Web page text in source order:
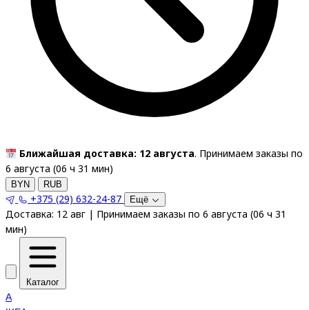
Ближайшая доставка: 12 августа. Принимаем заказы по
6 августа (06 ч 31 мин)
BYN RUB
+375 (29) 632-24-87 Ещё
Доставка: 12 авг | Принимаем заказы по 6 августа (06 ч 31
мин)
Каталог
A